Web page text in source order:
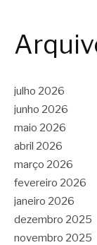
julho 2026
junho 2026
maio 2026
abril 2026
março 2026
fevereiro 2026
janeiro 2026
dezembro 2025
novembro 2025